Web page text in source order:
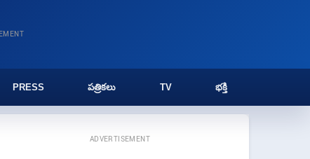
PRESS పత్రికలు TV భక్తి
ADVERTISEMENT